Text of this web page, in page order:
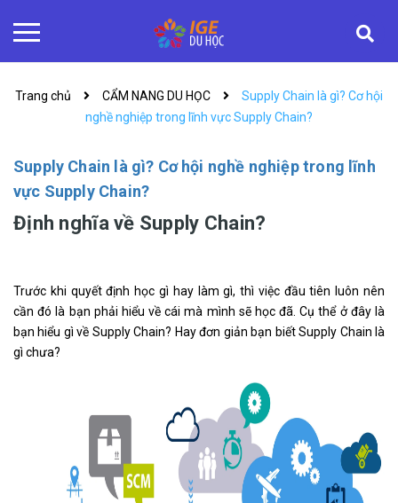
Trang chủ CẨM NANG DU HỌC
Supply Chain là gì? Cơ hội
nghề nghiệp trong lĩnh vực Supply Chain?
Supply Chain là gì? Cơ hội nghề nghiệp trong lĩnh
vực Supply Chain?
Định nghĩa về Supply Chain?
Trước khi quyết định học gì hay làm gì, thì việc đầu tiên luôn nên
cần đó là bạn phải hiểu về cái mà mình sẽ học đã. Cụ thể ở đây là
bạn hiểu gì về Supply Chain? Hay đơn giản bạn biết Supply Chain là
gì chưa?